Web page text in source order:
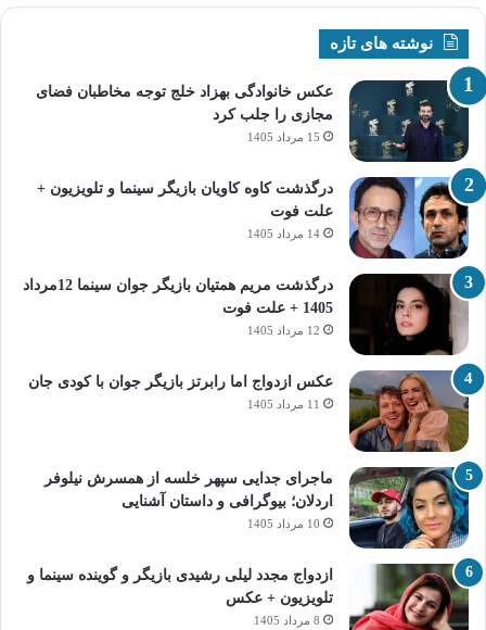
نوشته های تازه
عکس خانوادگی بهزاد خلج توجه مخاطبان فضای
مجازی را جلب کرد
15 مرداد 1405
درگذشت کاوه کاویان بازیگر سینما و تلویزیون +
علت فوت
14 مرداد 1405
درگذشت مریم همتیان بازیگر جوان سینما 12مرداد
1405 + علت فوت
12 مرداد 1405
عکس ازدواج اما رابرتز بازیگر جوان با کودی جان
11 مرداد 1405
ماجرای جدایی سپهر خلسه از همسرش نیلوفر
اردلان؛ بیوگرافی و داستان آشنایی
10 مرداد 1405
ازدواج مجدد لیلی رشیدی بازیگر و گوینده سینما و
تلویزیون + عکس
8 مرداد 1405